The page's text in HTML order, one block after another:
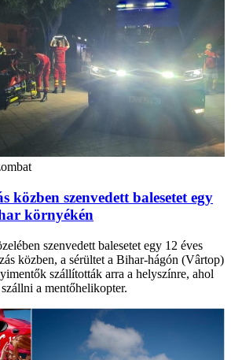
közben szenvedett balesetet egy
környékén
szenvedett balesetet egy 12 éves
közben, a sérültet a Bihar-hágón (Vârtop)
szállították arra a helyszínre, ahol
a mentőhelikopter.